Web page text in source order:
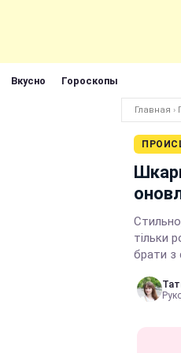
Вкусно Гороскопы
Главная ›
тільки
брати з